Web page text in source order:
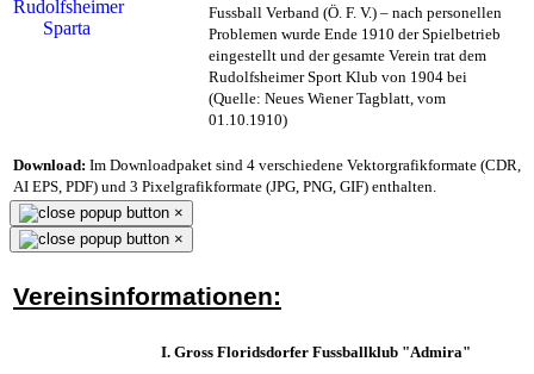
Fussball Verband (Ö. F. V.) – nach personellen
Problemen wurde Ende 1910 der Spielbetrieb
eingestellt und der gesamte Verein trat dem
Rudolfsheimer Sport Klub von 1904 bei
(Quelle: Neues Wiener Tagblatt, vom
01.10.1910)
Download: Im Downloadpaket sind 4 verschiedene Vektorgrafikformate (CDR,
AI EPS, PDF) und 3 Pixelgrafikformate (JPG, PNG, GIF) enthalten.
×
×
Vereinsinformationen:
I. Gross Floridsdorfer Fussballklub "Admira"